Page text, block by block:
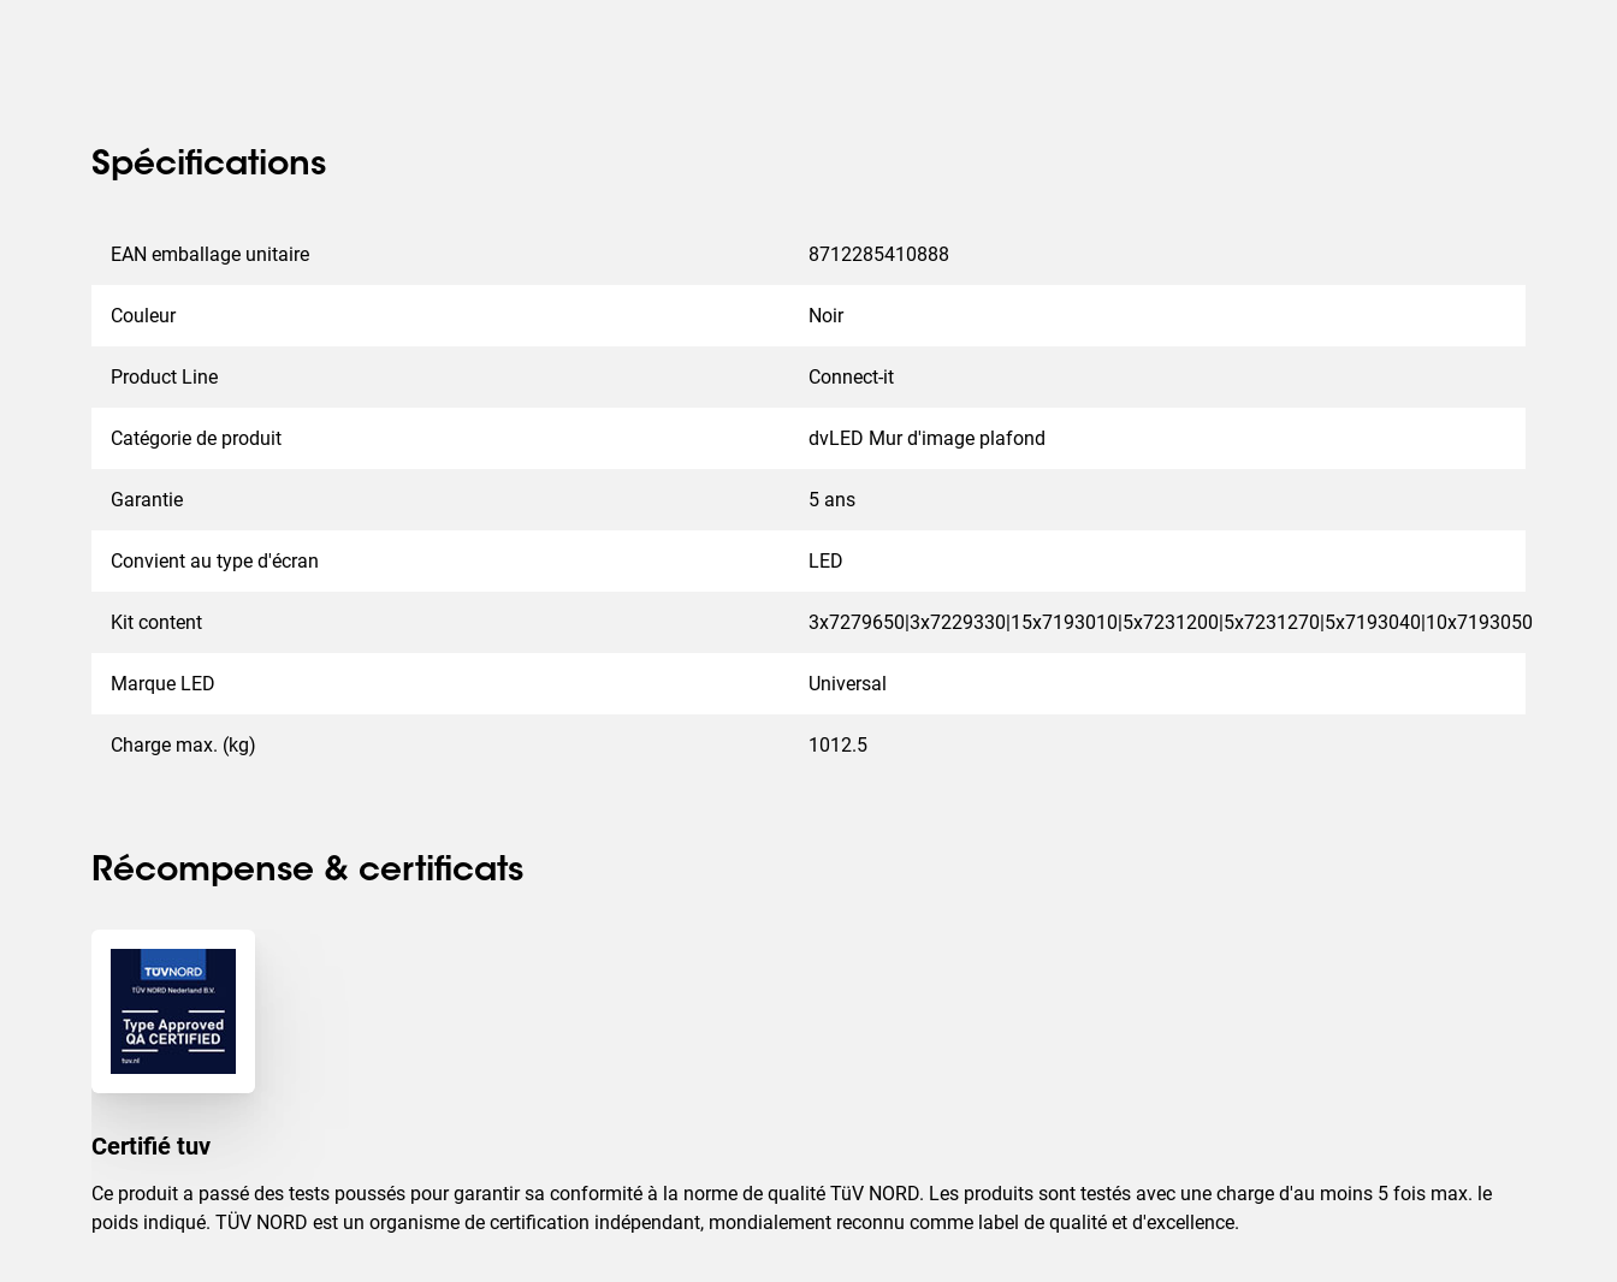
Spécifications
EAN emballage unitaire 8712285410888
Couleur Noir
Product Line Connect-it
Catégorie de produit dvLED Mur d'image plafond
Garantie 5 ans
Convient au type d'écran LED
Kit content 3x7279650|3x7229330|15x7193010|5x7231200|5x7231270|5x7193040|10x7193050
Marque LED Universal
Charge max. (kg) 1012.5
Récompense & certificats
Certifié tuv
Ce produit a passé des tests poussés pour garantir sa conformité à la norme de qualité TüV NORD. Les produits sont testés avec une charge d'au moins 5 fois max. le
poids indiqué. TÜV NORD est un organisme de certification indépendant, mondialement reconnu comme label de qualité et d'excellence.